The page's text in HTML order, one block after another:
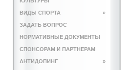
ВИДЫ СПОРТА »
ЗАДАТЬ ВОПРОС
НОРМАТИВНЫЕ ДОКУМЕНТЫ
СПОНСОРАМ И ПАРТНЕРАМ
АНТИДОПИНГ »